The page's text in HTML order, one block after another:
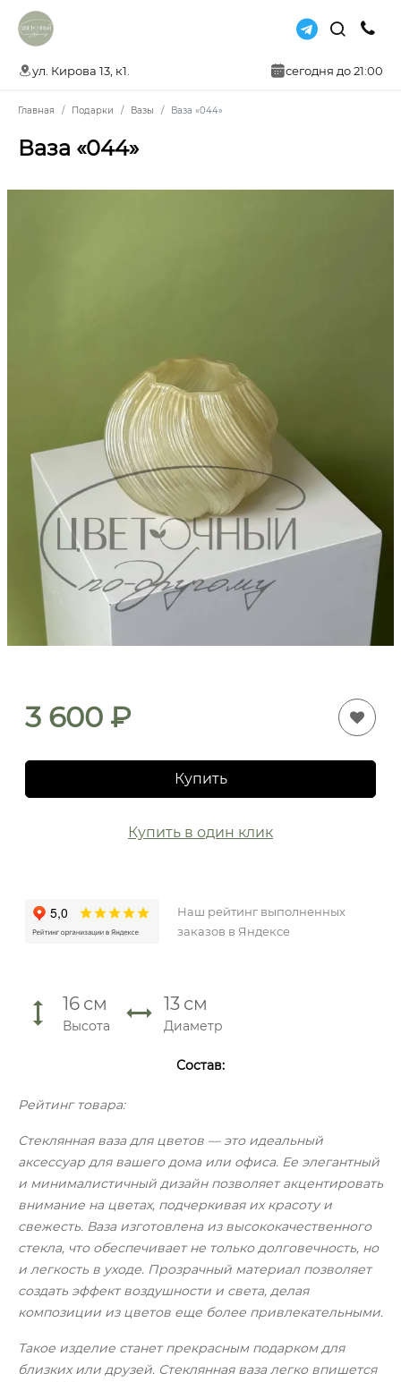
ул. Кирова 13, к1. сегодня до 21:00
Главная Подарки Вазы Ваза «044»
Ваза «044»
3 600 ₽
Купить
Купить в один клик
Наш рейтинг выполненных
заказов в Яндексе
16 см
Высота
13 см
Диаметр
Состав:
Рейтинг товара:
Стеклянная ваза для цветов — это идеальный
аксессуар для вашего дома или офиса. Ее элегантный
и минималистичный дизайн позволяет акцентировать
внимание на цветах, подчеркивая их красоту и
свежесть. Ваза изготовлена из высококачественного
стекла, что обеспечивает не только долговечность, но
и легкость в уходе. Прозрачный материал позволяет
создать эффект воздушности и света, делая
композиции из цветов еще более привлекательными.
Такое изделие станет прекрасным подарком для
близких или друзей. Стеклянная ваза легко впишется